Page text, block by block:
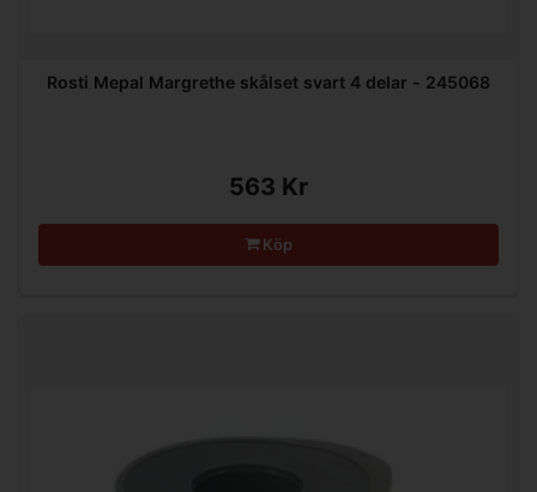
Rosti Mepal Margrethe skålset svart 4 delar - 245068
563 Kr
Köp